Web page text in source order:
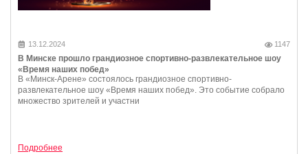
13.12.2024 1147
В Минске прошло грандиозное спортивно-развлекательное шоу
«Время наших побед»
В «Минск-Арене» состоялось грандиозное спортивно-
развлекательное шоу «Время наших побед». Это событие собрало
множество зрителей и участни
Подробнее